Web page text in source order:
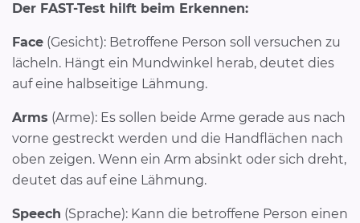
Der FAST-Test hilft beim Erkennen:
Face (Gesicht): Betroffene Person soll versuchen zu
lächeln. Hängt ein Mundwinkel herab, deutet dies
auf eine halbseitige Lähmung.
Arms (Arme): Es sollen beide Arme gerade aus nach
vorne gestreckt werden und die Handflächen nach
oben zeigen. Wenn ein Arm absinkt oder sich dreht,
deutet das auf eine Lähmung.
Speech (Sprache): Kann die betroffene Person einen